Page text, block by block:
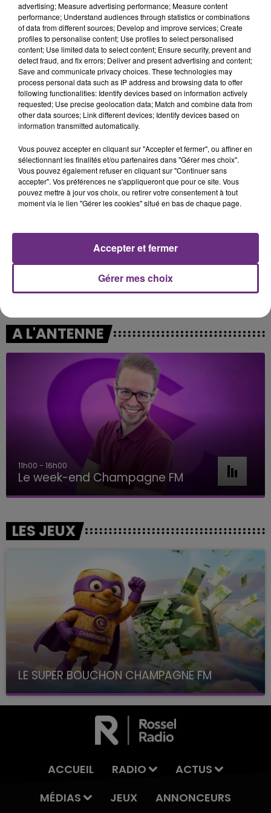
HOSHI
Ta Mariniere
ARIANA GRANDE
Hate That I Made You Love
13h42
13h42
Est-Ce Que Tu M'aimes ?
13h39
13h39
New Religion
A L'ANTENNE
11h00 - 16h00
Le week-end Champagne FM
LES JEUX
LE SUPER BOUCHON CHAMPAGNE FM
avec La Famille Champagne FM, à 8H10
ACCUEIL RADIO
ACTUS
MÉDIAS
JEUX ANNONCEURS
advertising; Measure advertising performance; Measure content
performance; Understand audiences through statistics or combinations
of data from different sources; Develop and improve services; Create
profiles to personalise content; Use profiles to select personalised
content; Use limited data to select content; Ensure security, prevent and
detect fraud, and fix errors; Deliver and present advertising and content;
Save and communicate privacy choices. These technologies may
process personal data such as IP address and browsing data to offer
following functionalities: Identify devices based on information actively
requested; Use precise geolocation data; Match and combine data from
other data sources; Link different devices; Identify devices based on
information transmitted automatically.
Vous pouvez accepter en cliquant sur "Accepter et fermer", ou affiner en
sélectionnant les finalités et/ou partenaires dans "Gérer mes choix".
Vous pouvez également refuser en cliquant sur "Continuer sans
accepter". Vos préférences ne s'appliqueront que pour ce site. Vous
pouvez mettre à jour vos choix, ou retirer votre consentement à tout
moment via le lien "Gérer les cookies" situé en bas de chaque page.
Gérer mes choix
Accepter et fermer